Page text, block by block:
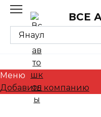
Skip
content
ВСЕ
Меню
Добавить компанию